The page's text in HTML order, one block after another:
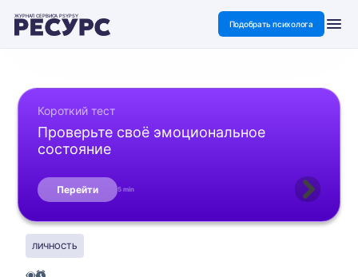
ЖУРНАЛ СЕРВИСА PSYPSY
Подобрать психолога
Короткий тест
Проверьте своё эмоциональное
состояние
Перейти 5 min
ЛИЧНОСТЬ